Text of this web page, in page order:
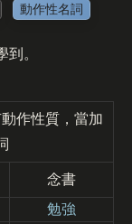
動作性名詞
到。
作性質，當加
念書
勉強